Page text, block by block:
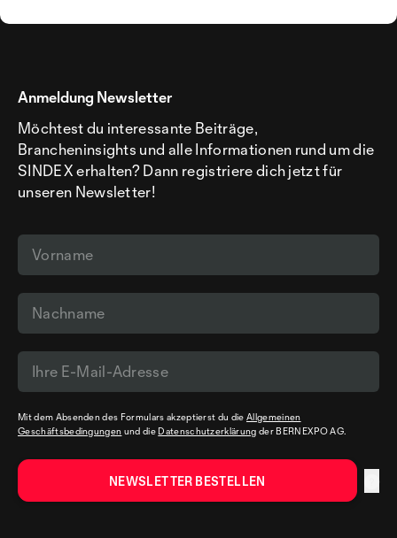
Anmeldung Newsletter
Möchtest du interessante Beiträge,
Brancheninsights und alle Informationen rund um die
SINDEX erhalten? Dann registriere dich jetzt für
unseren Newsletter!
Mit dem Absenden des Formulars akzeptierst du dieAllgemeinen
Geschäftsbedingungen und die Datenschutzerklärung der BERNEXPO AG.